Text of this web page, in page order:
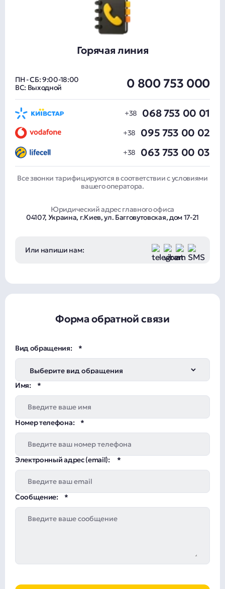
Горячая линия
ПН - СБ: 9:00-18:00
ВС: Выходной
0 800 753 000
068 753 00 01
095 753 00 02
063 753 00 03
Все звонки тарифицируются в соответствии с условиями
вашего оператора.
Юридический адрес главного офиса
04107, Украина, г.Киев, ул. Багговутовская, дом 17-21
Или напиши нам:
Форма обратной связи
Вид обращения:
Имя:
Номер телефона:
Электронный адрес (email):
Сообщение: